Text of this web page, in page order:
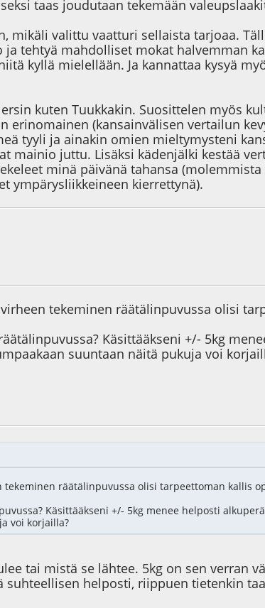
taas joudutaan tekemään
mikäli valittu vaatturi sellaista tarjoaa.
tehtyä mahdolliset mokat halvemman
kyllä mielellään. Ja kannattaa kysyä
kuten Tuukkakin. Suosittelen myös
erinomainen (kansainvälisen vertailun
tyyli ja ainakin omien mieltymysteni
mainio juttu. Lisäksi kädenjälki kestää
minä päivänä tahansa (molemmista
ympärysliikkeineen kierrettynä).
tekeminen räätälinpuvussa olisi
Käsittääkseni +/- 5kg
suuntaan näitä pukuja voi
räätälinpuvussa olisi tarpeettoman kallis
Käsittääkseni +/- 5kg menee helposti
voi korjailla?
tai mistä se lähtee. 5kg on sen verran
suhteellisen helposti, riippuen tietenkin